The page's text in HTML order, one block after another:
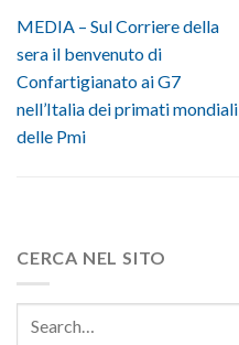
MEDIA – Sul Corriere della
sera il benvenuto di
Confartigianato ai G7
nell’Italia dei primati mondiali
delle Pmi
CERCA NEL SITO